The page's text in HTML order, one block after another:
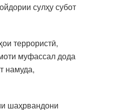
сулҳу субот
террористӣ,
муфассал дода
намуда,
шаҳрвандони